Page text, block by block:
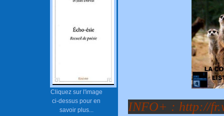
Cliquez sur l'image
ci-dessus pour en
savoir plus...
INFO+ : http://